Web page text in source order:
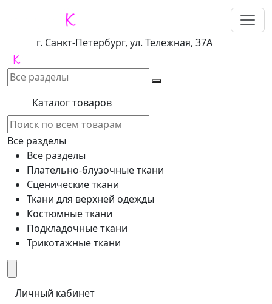
г. Санкт-Петербург, ул. Тележная, 37А
Каталог товаров
Все разделы
Все разделы
Плательно-блузочные ткани
Сценические ткани
Ткани для верхней одежды
Костюмные ткани
Подкладочные ткани
Трикотажные ткани
Личный кабинет